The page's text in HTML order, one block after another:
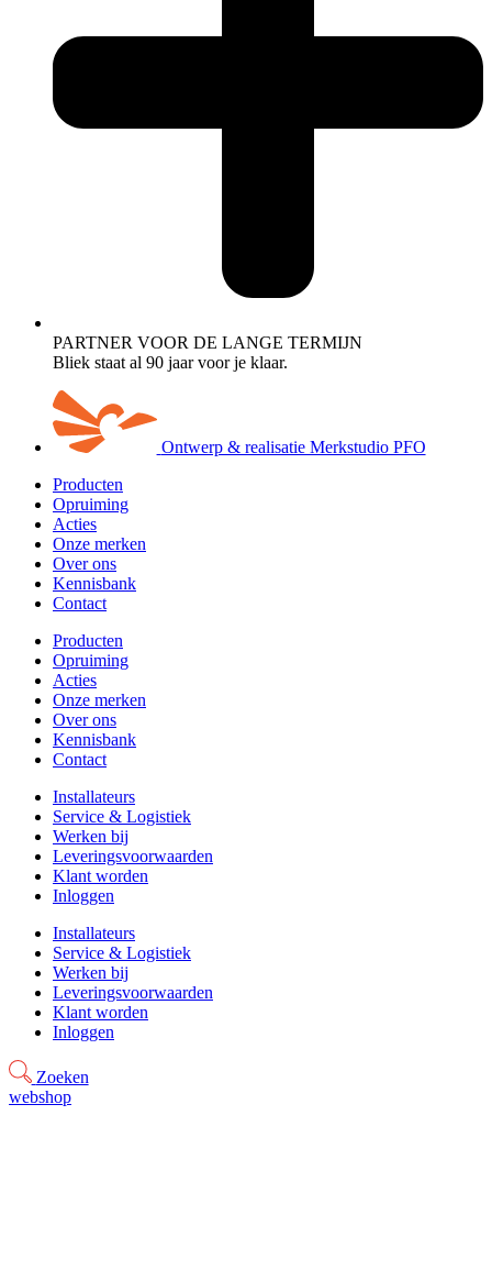
PARTNER VOOR DE LANGE TERMIJN
Bliek staat al 90 jaar voor je klaar.
Ontwerp & realisatie Merkstudio PFO
Producten
Opruiming
Acties
Onze merken
Over ons
Kennisbank
Contact
Producten
Opruiming
Acties
Onze merken
Over ons
Kennisbank
Contact
Installateurs
Service & Logistiek
Werken bij
Leveringsvoorwaarden
Klant worden
Inloggen
Installateurs
Service & Logistiek
Werken bij
Leveringsvoorwaarden
Klant worden
Inloggen
Zoeken
webshop